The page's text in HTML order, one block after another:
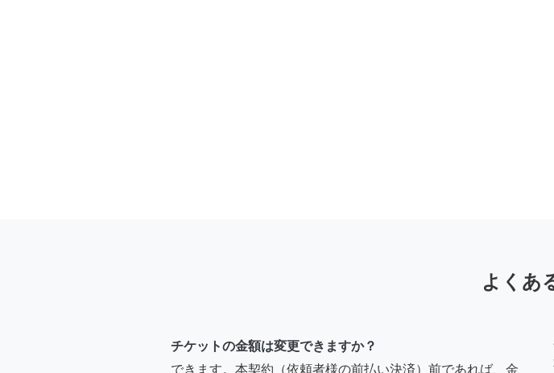
よくあ
チケットの金額は変更できますか？
できます。本契約（依頼者様の前払い決済）前であれば、金